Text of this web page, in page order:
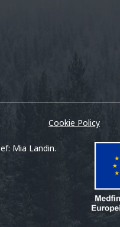
Cookie Policy
Mia Landin.